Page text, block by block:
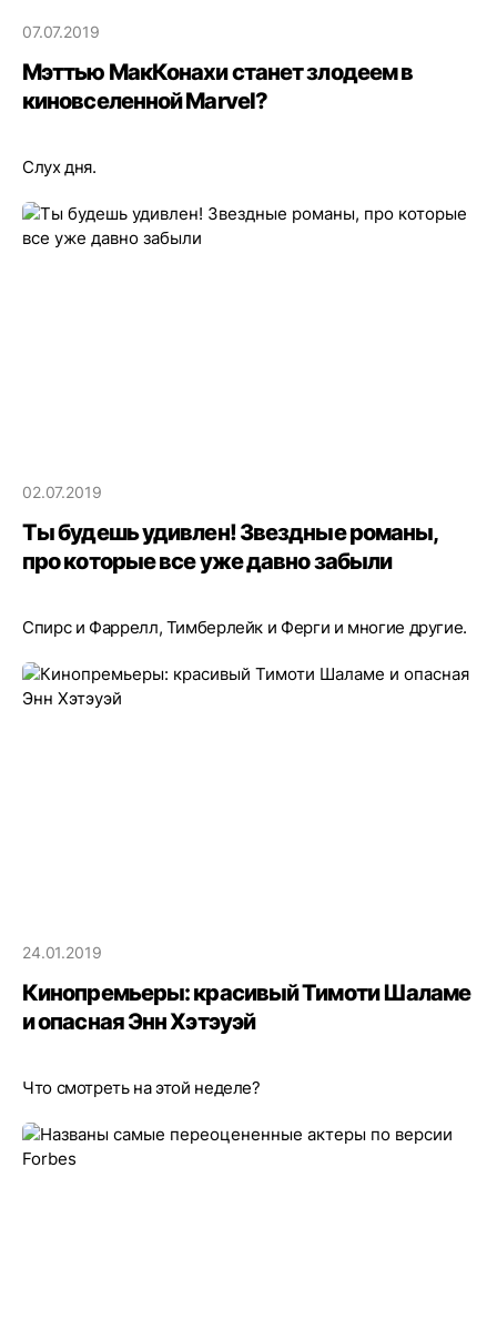
07.07.2019
Мэттью МакКонахи станет злодеем в
киновселенной Marvel?
Слух дня.
02.07.2019
Ты будешь удивлен! Звездные романы,
про которые все уже давно забыли
Спирс и Фаррелл, Тимберлейк и Ферги и многие другие.
24.01.2019
Кинопремьеры: красивый Тимоти Шаламе
и опасная Энн Хэтэуэй
Что смотреть на этой неделе?